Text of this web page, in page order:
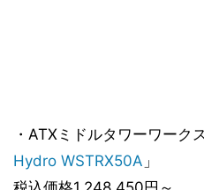
・ATXミドルタワーワーク
Hydro WSTRX50A 」